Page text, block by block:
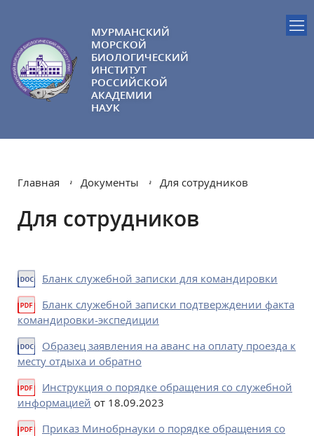
МУРМАНСКИЙ
МОРСКОЙ
БИОЛОГИЧЕСКИЙ
ИНСТИТУТ
РОССИЙСКОЙ
АКАДЕМИИ
НАУК
Главная Документы Для сотрудников
Для сотрудников
Бланк служебной записки для командировки
Бланк служебной записки подтверждении факта
командировки-экспедиции
Образец заявления на аванс на оплату проезда к
месту отдыха и обратно
Инструкция о порядке обращения со служебной
информацией от 18.09.2023
Приказ Минобрнауки о порядке обращения со